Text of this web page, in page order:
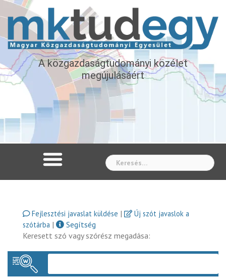
A közgazdaságtudományi közélet
megújulásáért
Fejlesztési javaslat küldése |
Új szót javaslok a
szótárba |
Segítség
Keresett szó vagy szórész megadása: